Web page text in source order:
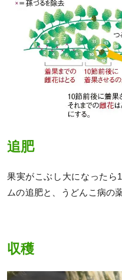
追肥
果実がこぶし大になったら
ムの追肥と、うどんこ病の
収穫